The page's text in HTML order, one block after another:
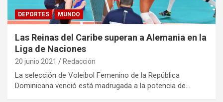
DEPORTES MUNDO
Las Reinas del Caribe superan a Alemania en la
Liga de Naciones
20 junio 2021 Redacción
La selección de Voleibol Femenino de la República
Dominicana venció está madrugada a la potencia de…